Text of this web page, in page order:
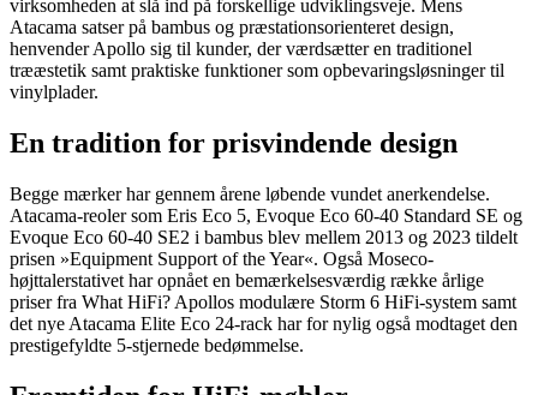
virksomheden at slå ind på forskellige udviklingsveje. Mens
Atacama satser på bambus og præstationsorienteret design,
henvender Apollo sig til kunder, der værdsætter en traditionel
trææstetik samt praktiske funktioner som opbevaringsløsninger til
vinylplader.
En tradition for prisvindende design
Begge mærker har gennem årene løbende vundet anerkendelse.
Atacama-reoler som Eris Eco 5, Evoque Eco 60-40 Standard SE og
Evoque Eco 60-40 SE2 i bambus blev mellem 2013 og 2023 tildelt
prisen »Equipment Support of the Year«. Også Moseco-
højttalerstativet har opnået en bemærkelsesværdig række årlige
priser fra What HiFi? Apollos modulære Storm 6 HiFi-system samt
det nye Atacama Elite Eco 24-rack har for nylig også modtaget den
prestigefyldte 5-stjernede bedømmelse.